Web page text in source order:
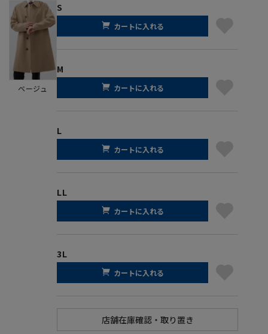
ベージュ
S
カートに入れる
M
カートに入れる
L
カートに入れる
LL
カートに入れる
3L
カートに入れる